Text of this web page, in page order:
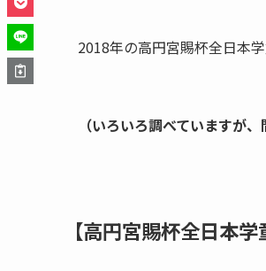
2018年の高円宮賜杯全日本
（いろいろ調べていますが
【高円宮賜杯全日本